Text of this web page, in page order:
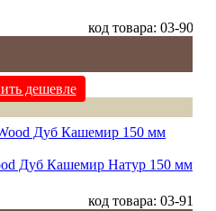
код товара: 03-90
дешевле
Дуб Кашемир Натур 150 мм
код товара: 03-91